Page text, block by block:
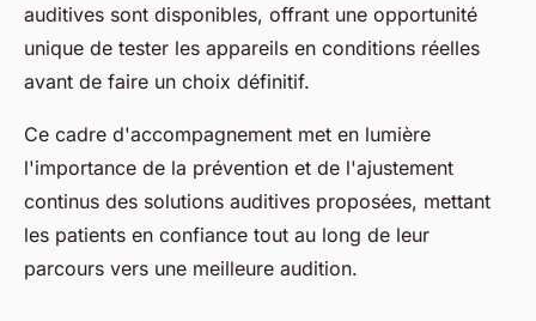
auditives sont disponibles, offrant une opportunité
unique de tester les appareils en conditions réelles
avant de faire un choix définitif.
Ce cadre d'accompagnement met en lumière
l'importance de la prévention et de l'ajustement
continus des solutions auditives proposées, mettant
les patients en confiance tout au long de leur
parcours vers une meilleure audition.